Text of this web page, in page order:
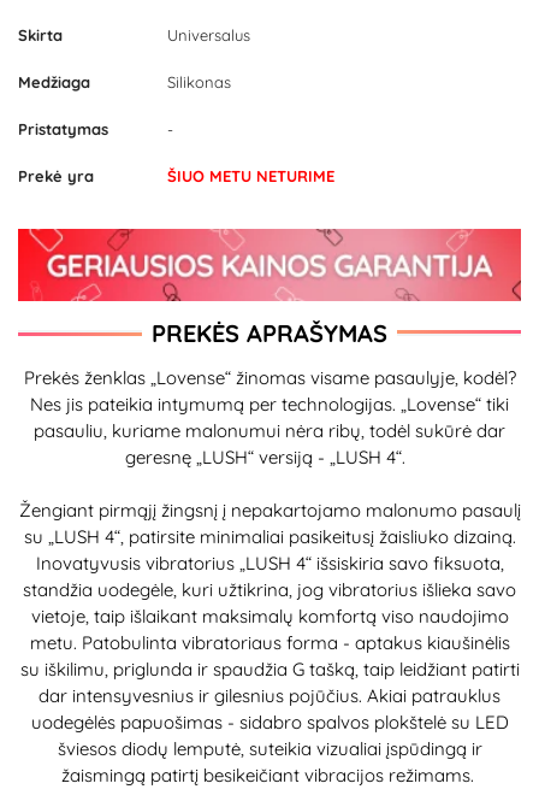
Skirta Universalus
Medžiaga Silikonas
Pristatymas -
Prekė yra ŠIUO METU NETURIME
PREKĖS APRAŠYMAS
Prekės ženklas „Lovense“ žinomas visame pasaulyje, kodėl?
Nes jis pateikia intymumą per technologijas. „Lovense“ tiki
pasauliu, kuriame malonumui nėra ribų, todėl sukūrė dar
geresnę „LUSH“ versiją - „LUSH 4“.
Žengiant pirmąjį žingsnį į nepakartojamo malonumo pasaulį
su „LUSH 4“, patirsite minimaliai pasikeitusį žaisliuko dizainą.
Inovatyvusis vibratorius „LUSH 4“ išsiskiria savo fiksuota,
standžia uodegėle, kuri užtikrina, jog vibratorius išlieka savo
vietoje, taip išlaikant maksimalų komfortą viso naudojimo
metu. Patobulinta vibratoriaus forma - aptakus kiaušinėlis
su iškilimu, priglunda ir spaudžia G tašką, taip leidžiant patirti
dar intensyvesnius ir gilesnius pojūčius. Akiai patrauklus
uodegėlės papuošimas - sidabro spalvos plokštelė su LED
šviesos diodų lemputė, suteikia vizualiai įspūdingą ir
žaismingą patirtį besikeičiant vibracijos režimams.